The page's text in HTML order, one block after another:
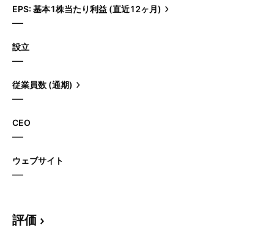
EPS: 基本1株当たり利益 (直近12ヶ月)
—
設立
—
従業員数 (通期)
—
CEO
—
ウェブサイト
—
評価